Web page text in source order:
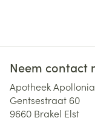
Neem contact
Apotheek Apollonia
Gentsestraat 60
9660 Brakel Elst